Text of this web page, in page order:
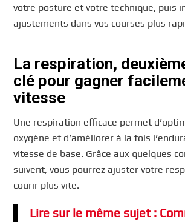
votre posture et votre technique, puis
ajustements dans vos courses plus
La respiration,
clé pour gagner
vitesse
Une respiration efficace permet
oxygène et d’améliorer à la fois
vitesse de base. Grâce aux quelques
suivent, vous pourrez ajuster votre
courir plus vite.
Lire sur le même sujet :